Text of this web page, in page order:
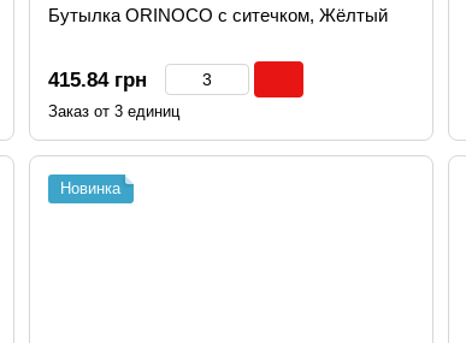
Бутылка ORINOCO с ситечком, Жёлтый
415.84 грн
Заказ от 3 единиц
Новинка